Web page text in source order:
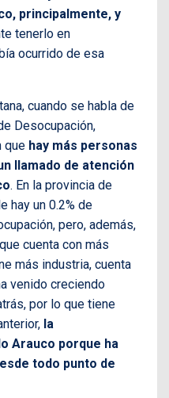
principalmente, y
tenerlo en
ocurrido de esa
cuando se habla de
Desocupación,
que hay más personas
llamado de atención
. En la provincia de
hay un 0.2% de
pero, además,
cuenta con más
más industria, cuenta
venido creciendo
por lo que tiene
la
Arauco porque ha
todo punto de